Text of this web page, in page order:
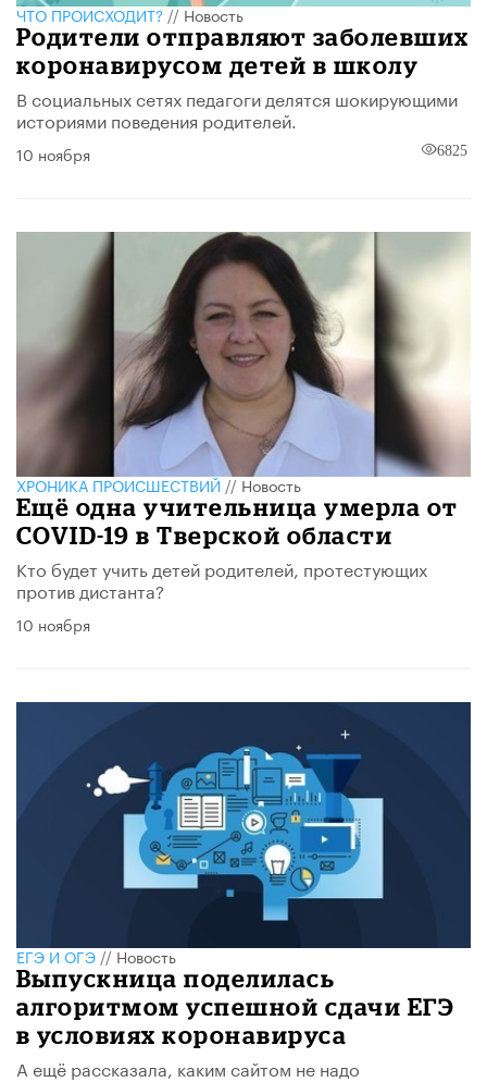
ЧТО ПРОИСХОДИТ?//Новость
Родители отправляют заболевших
коронавирусом детей в школу
В социальных сетях педагоги делятся шокирующими
историями поведения родителей.
10 ноября 6825
ХРОНИКА ПРОИСШЕСТВИЙ//Новость
Ещё одна учительница умерла от
COVID-19 в Тверской области
Кто будет учить детей родителей, протестующих
против дистанта?
10 ноября
ЕГЭ И ОГЭ//Новость
Выпускница поделилась
алгоритмом успешной сдачи ЕГЭ
в условиях коронавируса
А ещё рассказала, каким сайтом не надо